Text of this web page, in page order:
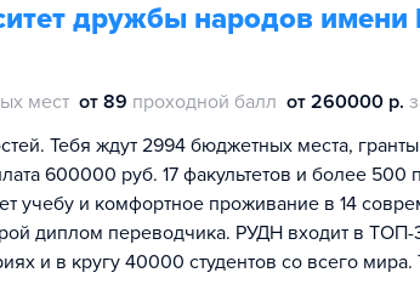
дружбы народов имени
мест от 89 проходной балл от 260000 р.
Тебя ждут 2994 бюджетных места,
600000 руб. 17 факультетов и более 500
учебу и комфортное проживание в 14
диплом переводчика. РУДН входит в ТОП-
и в кругу 40000 студентов со всего